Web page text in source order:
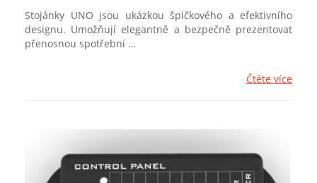
Stojánky UNO jsou ukázkou špičkového a efektivního
designu. Umožňují elegantně a bezpečně prezentovat
přenosnou spotřební …
Čtěte více